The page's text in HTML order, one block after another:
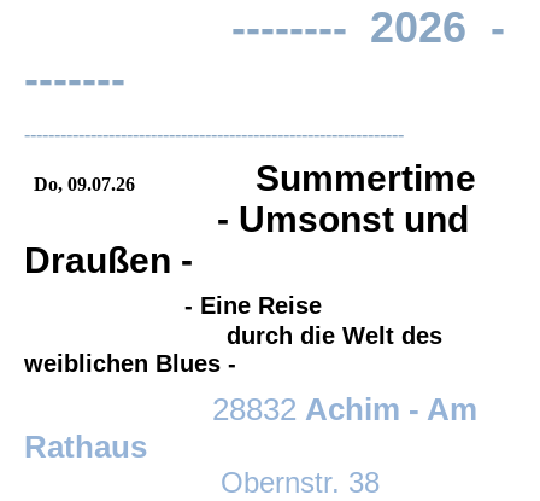
-------- 2026 -
-------
---------------------------------------------------------------
Do, 09.07.26
Summertime
- Umsonst und
Draußen -
- Eine Reise
durch die Welt des
weiblichen Blues -
28832 Achim - Am
Rathaus
Obernstr. 38